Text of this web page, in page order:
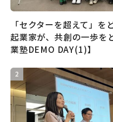
「セクターを超えて」
起業家が、共創の一歩を
業塾DEMO DAY(1)】